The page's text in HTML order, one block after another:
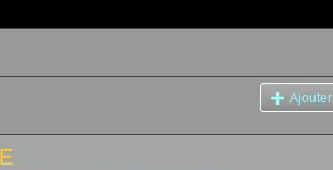
Ajouter